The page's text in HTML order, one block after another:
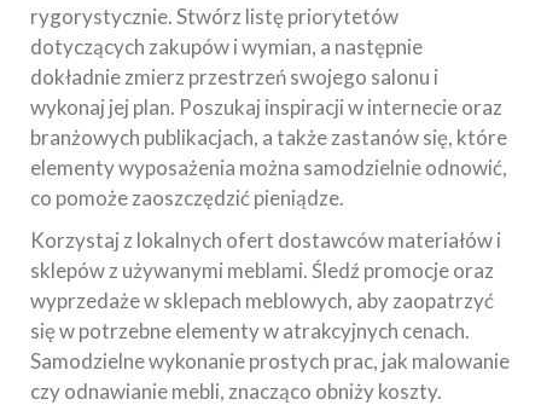
rygorystycznie. Stwórz listę priorytetów
dotyczących zakupów i wymian, a następnie
dokładnie zmierz przestrzeń swojego salonu i
wykonaj jej plan. Poszukaj inspiracji w internecie oraz
branżowych publikacjach, a także zastanów się, które
elementy wyposażenia można samodzielnie odnowić,
co pomoże zaoszczędzić pieniądze.
Korzystaj z lokalnych ofert dostawców materiałów i
sklepów z używanymi meblami. Śledź promocje oraz
wyprzedaże w sklepach meblowych, aby zaopatrzyć
się w potrzebne elementy w atrakcyjnych cenach.
Samodzielne wykonanie prostych prac, jak malowanie
czy odnawianie mebli, znacząco obniży koszty.